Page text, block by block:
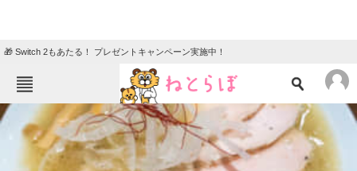
🎁 Switch 2もあたる！ プレゼントキャンペーン実施中！
ねとらぼメニュー
TOP ニュース
エンタメ クイズ